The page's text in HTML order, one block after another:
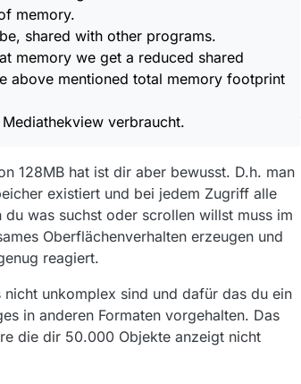
memory.
shared with other programs.
memory we get a reduced shared
above mentioned total memory footprint
verbraucht.
128MB hat ist dir aber bewusst. D.h. man
existiert und bei jedem Zugriff alle
was suchst oder scrollen willst muss im
Oberflächenverhalten erzeugen und
reagiert.
unkomplex sind und dafür das du ein
in anderen Formaten vorgehalten. Das
die dir 50.000 Objekte anzeigt nicht